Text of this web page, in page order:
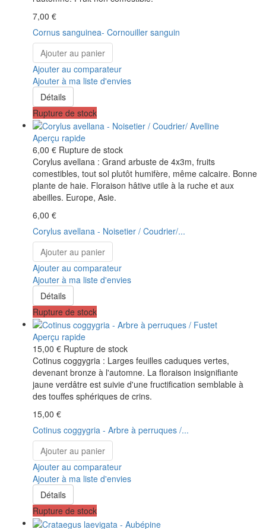
7,00 €
Cornus sanguinea- Cornouiller sanguin
Ajouter au panier
Ajouter au comparateur
Ajouter à ma liste d'envies
Détails
Rupture de stock
Aperçu rapide
6,00 € Rupture de stock
Corylus avellana : Grand arbuste de 4x3m, fruits
comestibles, tout sol plutôt humifère, même calcaire. Bonne
plante de haie. Floraison hâtive utile à la ruche et aux
abeilles. Europe, Asie.
6,00 €
Corylus avellana - Noisetier / Coudrier/...
Ajouter au panier
Ajouter au comparateur
Ajouter à ma liste d'envies
Détails
Rupture de stock
Aperçu rapide
15,00 € Rupture de stock
Cotinus coggygria : Larges feuilles caduques vertes,
devenant bronze à l'automne. La floraison insignifiante
jaune verdâtre est suivie d'une fructification semblable à
des touffes sphériques de crins.
15,00 €
Cotinus coggygria - Arbre à perruques /...
Ajouter au panier
Ajouter au comparateur
Ajouter à ma liste d'envies
Détails
Rupture de stock